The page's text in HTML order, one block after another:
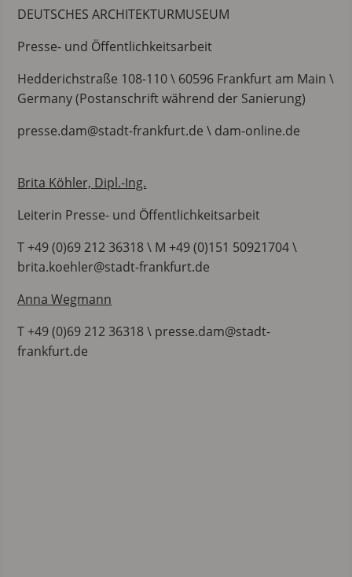
DEUTSCHES ARCHITEKTURMUSEUM
Presse- und Öffentlichkeitsarbeit
Hedderichstraße 108-110 \ 60596 Frankfurt am Main \
Germany (Postanschrift während der Sanierung)
presse.dam@stadt-frankfurt.de \ dam-online.de
Brita Köhler, Dipl.-Ing.
Leiterin Presse- und Öffentlichkeitsarbeit
T +49 (0)69 212 36318 \ M +49 (0)151 50921704 \
brita.koehler@stadt-frankfurt.de
Anna Wegmann
T +49 (0)69 212 36318 \ presse.dam@stadt-
frankfurt.de